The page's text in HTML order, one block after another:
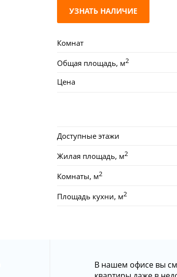
УЗНАТЬ НАЛИЧИЕ
Комнат
Общая площадь, м2
Цена
Доступные этажи
Жилая площадь, м2
Комнаты, м2
Площадь кухни, м2
В нашем офисе вы